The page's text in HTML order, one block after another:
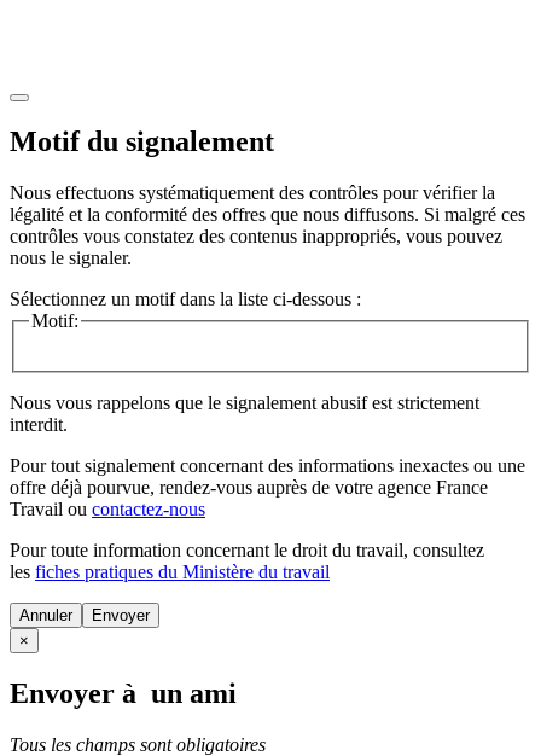
Motif du signalement
Nous effectuons systématiquement des contrôles pour vérifier la
légalité et la conformité des offres que nous diffusons. Si malgré ces
contrôles vous constatez des contenus inappropriés, vous pouvez
nous le signaler.
Sélectionnez un motif dans la liste ci-dessous :
Motif:
Nous vous rappelons que le signalement abusif est strictement
interdit.
Pour tout signalement concernant des informations inexactes ou une
offre déjà pourvue, rendez-vous auprès de votre agence France
Travail ou contactez-nous
Pour toute information concernant le droit du travail, consultez
les fiches pratiques du Ministère du travail
Annuler
×
Envoyer à un ami
Tous les champs sont obligatoires